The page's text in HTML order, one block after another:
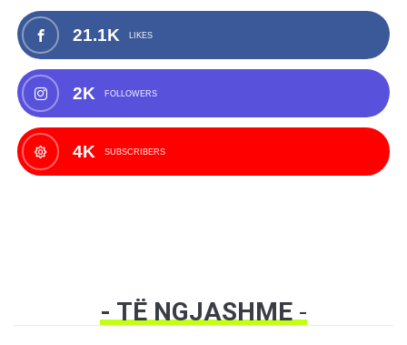
21.1K LIKES
2K FOLLOWERS
4K SUBSCRIBERS
- TË NGJASHME-